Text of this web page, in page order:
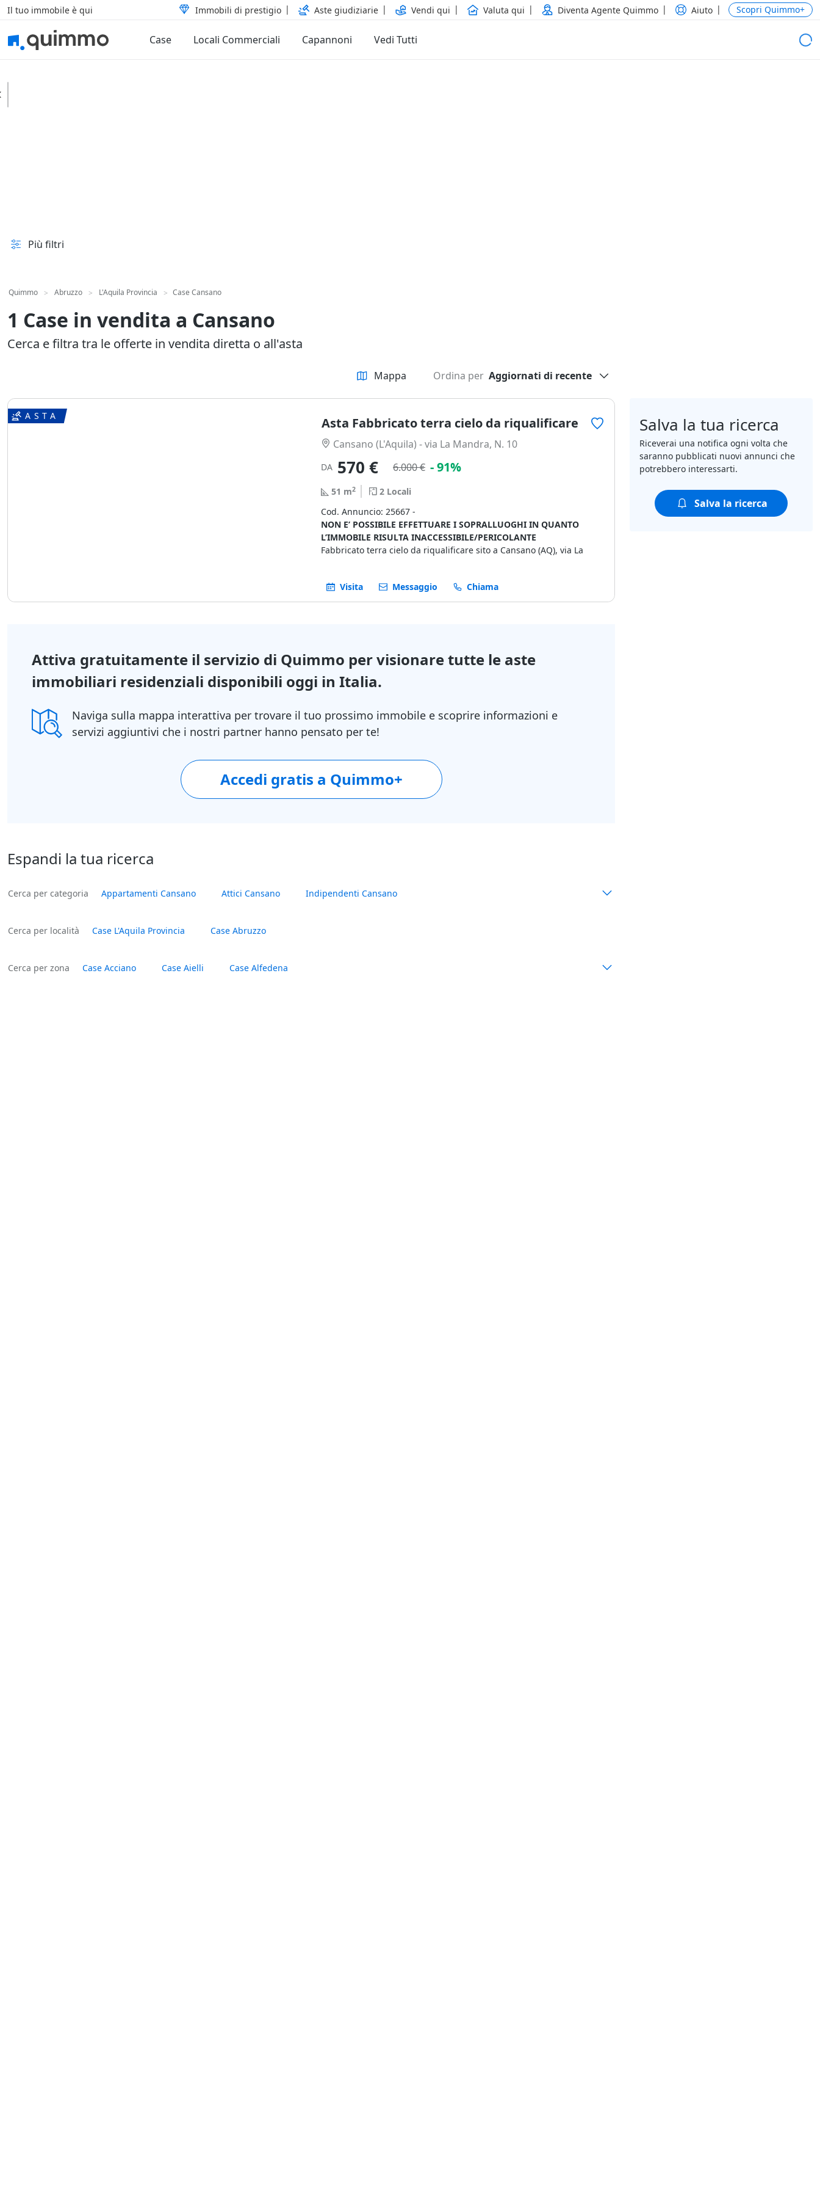
Il tuo immobile è qui Immobili di prestigio Aste giudiziarie Vendi qui Valuta qui Diventa Agente Quimmo Aiuto Scopri Quimmo+
Case Locali Commerciali Capannoni Vedi Tutti
Più filtri
Quimmo > Abruzzo > L'Aquila Provincia > Case Cansano
1 Case in vendita a Cansano
Cerca e filtra tra le offerte in vendita diretta o all'asta
Mappa Ordina per Aggiornati di recente
Asta Fabbricato terra cielo da riqualificare
Cansano (L'Aquila) - via La Mandra, N. 10
DA 570 € 6.000 € - 91%
51 m2 2 Locali
Cod. Annuncio: 25667 -
NON E’ POSSIBILE EFFETTUARE I SOPRALLUOGHI IN QUANTO
L’IMMOBILE RISULTA INACCESSIBILE/PERICOLANTE
Fabbricato terra cielo da riqualificare sito a Cansano (AQ), via La
da un fabbricato terra cielo in muratura, in pessime condizioni
statiche.
Immobile descritto in Perizia allegata come “Lotto 7”.
Visita Messaggio Chiama
Attiva gratuitamente il servizio di Quimmo per visionare tutte le aste
immobiliari residenziali disponibili oggi in Italia.
Naviga sulla mappa interattiva per trovare il tuo prossimo immobile e scoprire informazioni e
servizi aggiuntivi che i nostri partner hanno pensato per te!
Accedi gratis a Quimmo+
Espandi la tua ricerca
Cerca per categoria Appartamenti Cansano Attici Cansano Indipendenti Cansano
Cerca per località Case L'Aquila Provincia Case Abruzzo
Cerca per zona Case Acciano Case Aielli Case Alfedena
Salva la tua ricerca
Riceverai una notifica ogni volta che
saranno pubblicati nuovi annunci che
potrebbero interessarti.
Salva la ricerca